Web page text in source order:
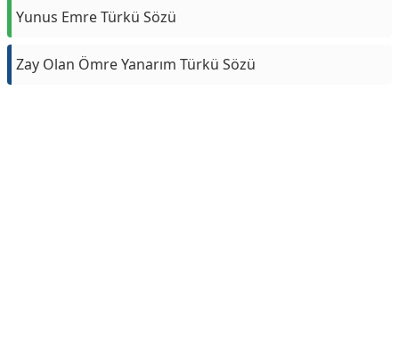
Yunus Emre Türkü Sözü
Zay Olan Ömre Yanarım Türkü Sözü